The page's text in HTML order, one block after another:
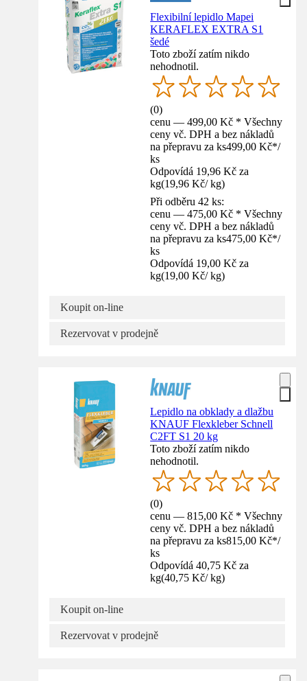
Flexibilní lepidlo Mapei
KERAFLEX EXTRA S1
šedé
Toto zboží zatím nikdo
nehodnotil.
(0)
cenu — 499,00 Kč * Všechny
ceny vč. DPH a bez nákladů
na přepravu za ks499,00 Kč*/
ks
Odpovídá 19,96 Kč za
kg(19,96 Kč/ kg)
Při odběru 42 ks:
cenu — 475,00 Kč * Všechny
ceny vč. DPH a bez nákladů
na přepravu za ks475,00 Kč*/
ks
Odpovídá 19,00 Kč za
kg(19,00 Kč/ kg)
Koupit on-line
Rezervovat v prodejně
Lepidlo na obklady a dlažbu
KNAUF Flexkleber Schnell
C2FT S1 20 kg
Toto zboží zatím nikdo
nehodnotil.
(0)
cenu — 815,00 Kč * Všechny
ceny vč. DPH a bez nákladů
na přepravu za ks815,00 Kč*/
ks
Odpovídá 40,75 Kč za
kg(40,75 Kč/ kg)
Koupit on-line
Rezervovat v prodejně